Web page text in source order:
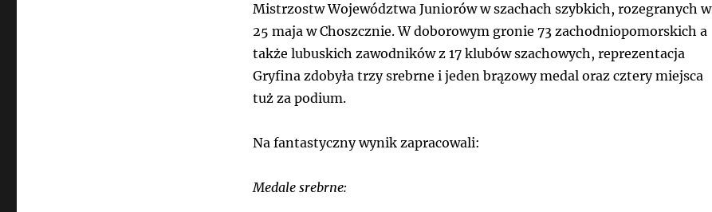
Mistrzostw Województwa Juniorów w szachach szybkich, rozegranych w
25 maja w Choszcznie. W doborowym gronie 73 zachodniopomorskich a
także lubuskich zawodników z 17 klubów szachowych, reprezentacja
Gryfina zdobyła trzy srebrne i jeden brązowy medal oraz cztery miejsca
tuż za podium.
Na fantastyczny wynik zapracowali:
Medale srebrne: